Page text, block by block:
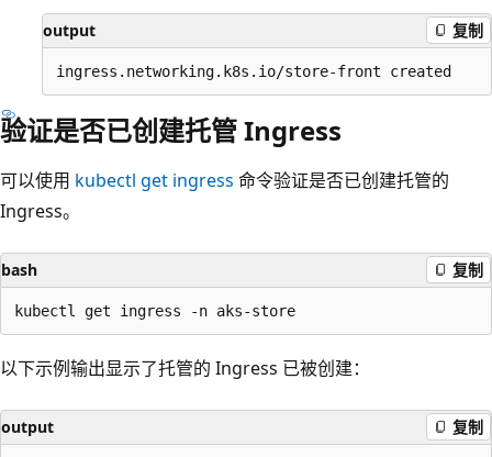
output 复制
验证是否已创建托管 Ingress
可以使用 kubectl get ingress 命令验证是否已创建托管的
Ingress。
bash 复制
以下示例输出显示了托管的 Ingress 已被创建：
output 复制